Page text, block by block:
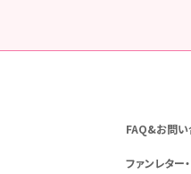
FAQ&お問い
ファンレター